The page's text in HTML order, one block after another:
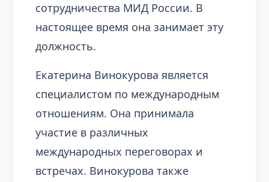
сотрудничества МИД России. В
настоящее время она занимает эту
должность.
Екатерина Винокурова является
специалистом по международным
отношениям. Она принимала
участие в различных
международных переговорах и
встречах. Винокурова также